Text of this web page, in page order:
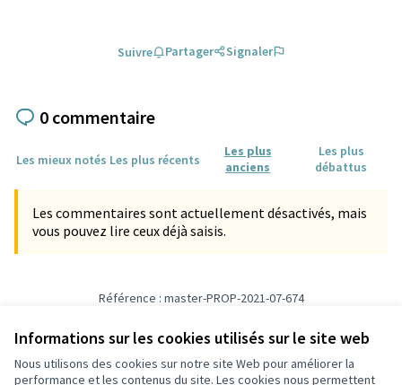
Informations sur les cookies utilisés sur le site web
Nous utilisons des cookies sur notre site Web pour améliorer la
performance et les contenus du site. Les cookies nous permettent
Suivre Partager Signaler
0 commentaire
Les mieux notés Les plus récents
Les plus
anciens
Les plus
débattus
Les commentaires sont actuellement désactivés, mais
vous pouvez lire ceux déjà saisis.
Référence : master-PROP-2021-07-674
Conditions d'utilisation